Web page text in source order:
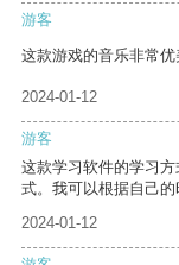
游客
这款游戏的音乐非常优
2024-01-12
游客
这款学习软件的学习
式。我可以根据自己的
2024-01-12